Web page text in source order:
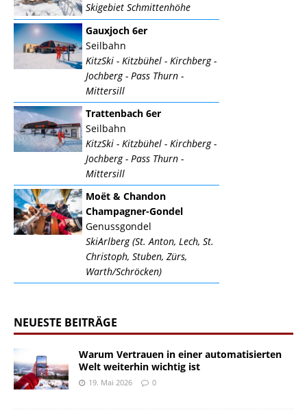
Skigebiet Schmittenhöhe
Gauxjoch 6er
Seilbahn
KitzSki - Kitzbühel - Kirchberg -
Jochberg - Pass Thurn -
Mittersill
Trattenbach 6er
Seilbahn
KitzSki - Kitzbühel - Kirchberg -
Jochberg - Pass Thurn -
Mittersill
Moët & Chandon
Champagner-Gondel
Genussgondel
SkiArlberg (St. Anton, Lech, St.
Christoph, Stuben, Zürs,
Warth/Schröcken)
NEUESTE BEITRÄGE
Warum Vertrauen in einer automatisierten
Welt weiterhin wichtig ist
19. Mai 2026 0